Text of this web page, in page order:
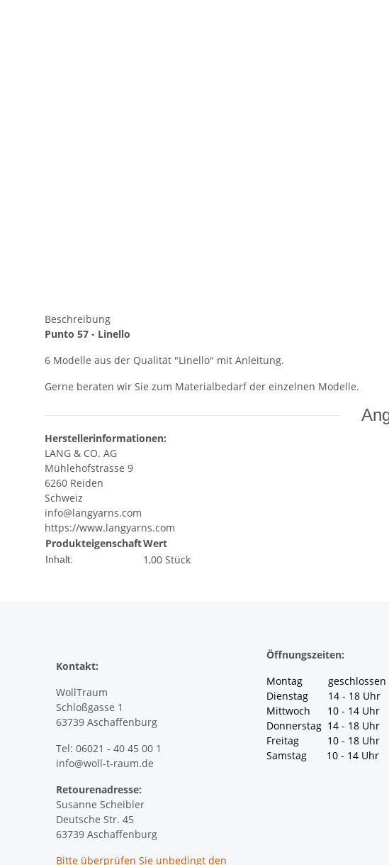
Beschreibung
Punto 57 - Linello
6 Modelle aus der Qualität "Linello" mit Anleitung.
Gerne beraten wir Sie zum Materialbedarf der einzelnen Modelle.
Herstellerinformationen:
LANG & CO. AG
Mühlehofstrasse 9
6260 Reiden
Schweiz
info@langyarns.com
https://www.langyarns.com
ProdukteigenschaftWert
Inhalt: 1,00 Stück
Kontakt:
WollTraum
Schloßgasse 1
63739 Aschaffenburg
Tel: 06021 - 40 45 00 1
info@woll-t-raum.de
Retourenadresse:
Susanne Scheibler
Deutsche Str. 45
63739 Aschaffenburg
Bitte überprüfen Sie unbedingt den
Öffnungszeiten:
Montag geschlossen
Dienstag 14 - 18 Uhr
Mittwoch 10 - 14 Uhr
Donnerstag 14 - 18 Uhr
Freitag 10 - 18 Uhr
Samstag 10 - 14 Uhr